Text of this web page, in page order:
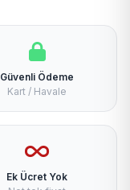
Güvenli Ödeme
Kart / Havale
Ek Ücret Yok